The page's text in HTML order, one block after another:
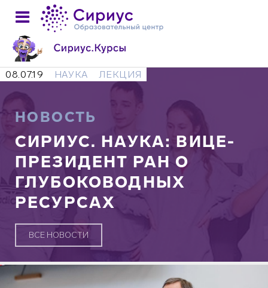
08.07.19 НАУКА ЛЕКЦИЯ
НОВОСТЬ
СИРИУС. НАУКА: ВИЦЕ-
ПРЕЗИДЕНТ РАН О
ГЛУБОКОВОДНЫХ
РЕСУРСАХ
ВСЕ НОВОСТИ